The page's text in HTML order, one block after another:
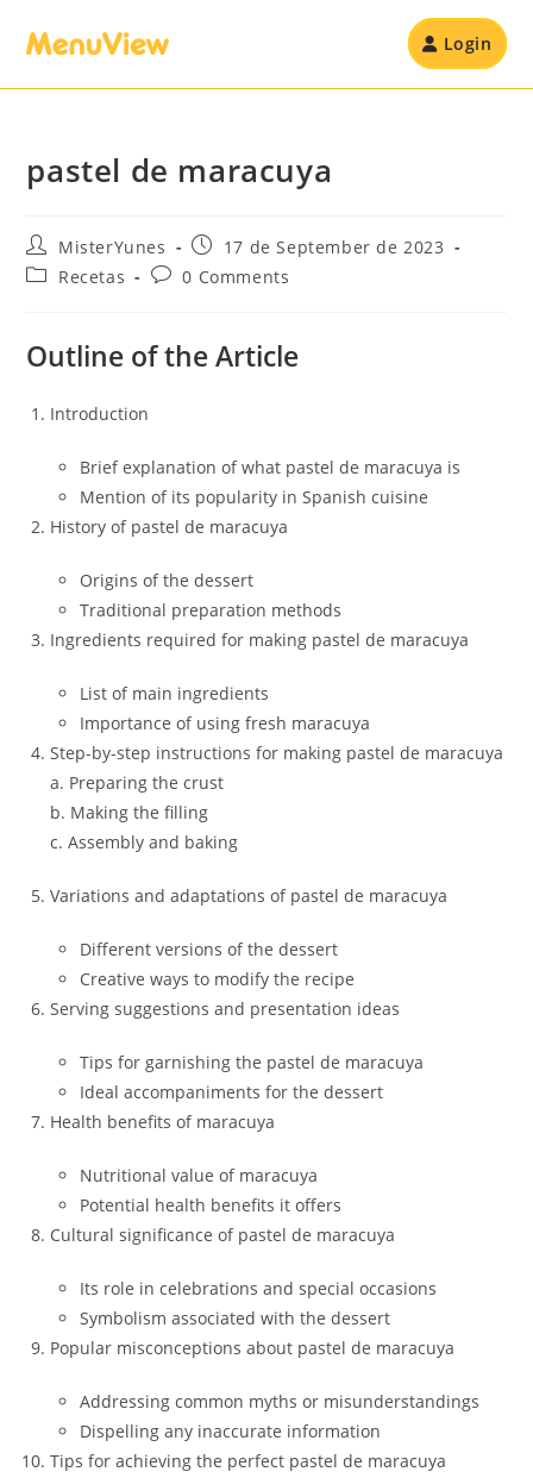
Login
pastel de maracuya
MisterYunes
17 de September de 2023
Recetas
0 Comments
Outline of the Article
Introduction
Brief explanation of what pastel de maracuya is
Mention of its popularity in Spanish cuisine
History of pastel de maracuya
Origins of the dessert
Traditional preparation methods
Ingredients required for making pastel de maracuya
List of main ingredients
Importance of using fresh maracuya
Step-by-step instructions for making pastel de maracuya
a. Preparing the crust
b. Making the filling
c. Assembly and baking
Variations and adaptations of pastel de maracuya
Different versions of the dessert
Creative ways to modify the recipe
Serving suggestions and presentation ideas
Tips for garnishing the pastel de maracuya
Ideal accompaniments for the dessert
Health benefits of maracuya
Nutritional value of maracuya
Potential health benefits it offers
Cultural significance of pastel de maracuya
Its role in celebrations and special occasions
Symbolism associated with the dessert
Popular misconceptions about pastel de maracuya
Addressing common myths or misunderstandings
Dispelling any inaccurate information
Tips for achieving the perfect pastel de maracuya